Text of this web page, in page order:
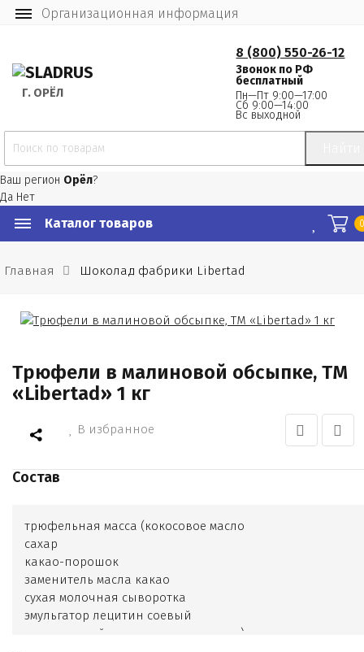
Организационная информация
Г. ОРЁЛ
8 (800) 550-26-12
Звонок по РФ
бесплатный
Пн—Пт 9:00—17:00
Сб 9:00—14:00
Вс выходной
Ваш регион Орёл?
Да Нет
Каталог товаров
Главная Шоколад фабрики Libertad
Трюфели в малиновой обсыпке, ТМ
«Libertad» 1 кг
В избранное
Состав
трюфельная масса (кокосовое масло
сахар
какао-порошок
заменитель масла какао
сухая молочная сыворотка
эмульгатор лецитин соевый
натуральный ароматизатор ваниль)